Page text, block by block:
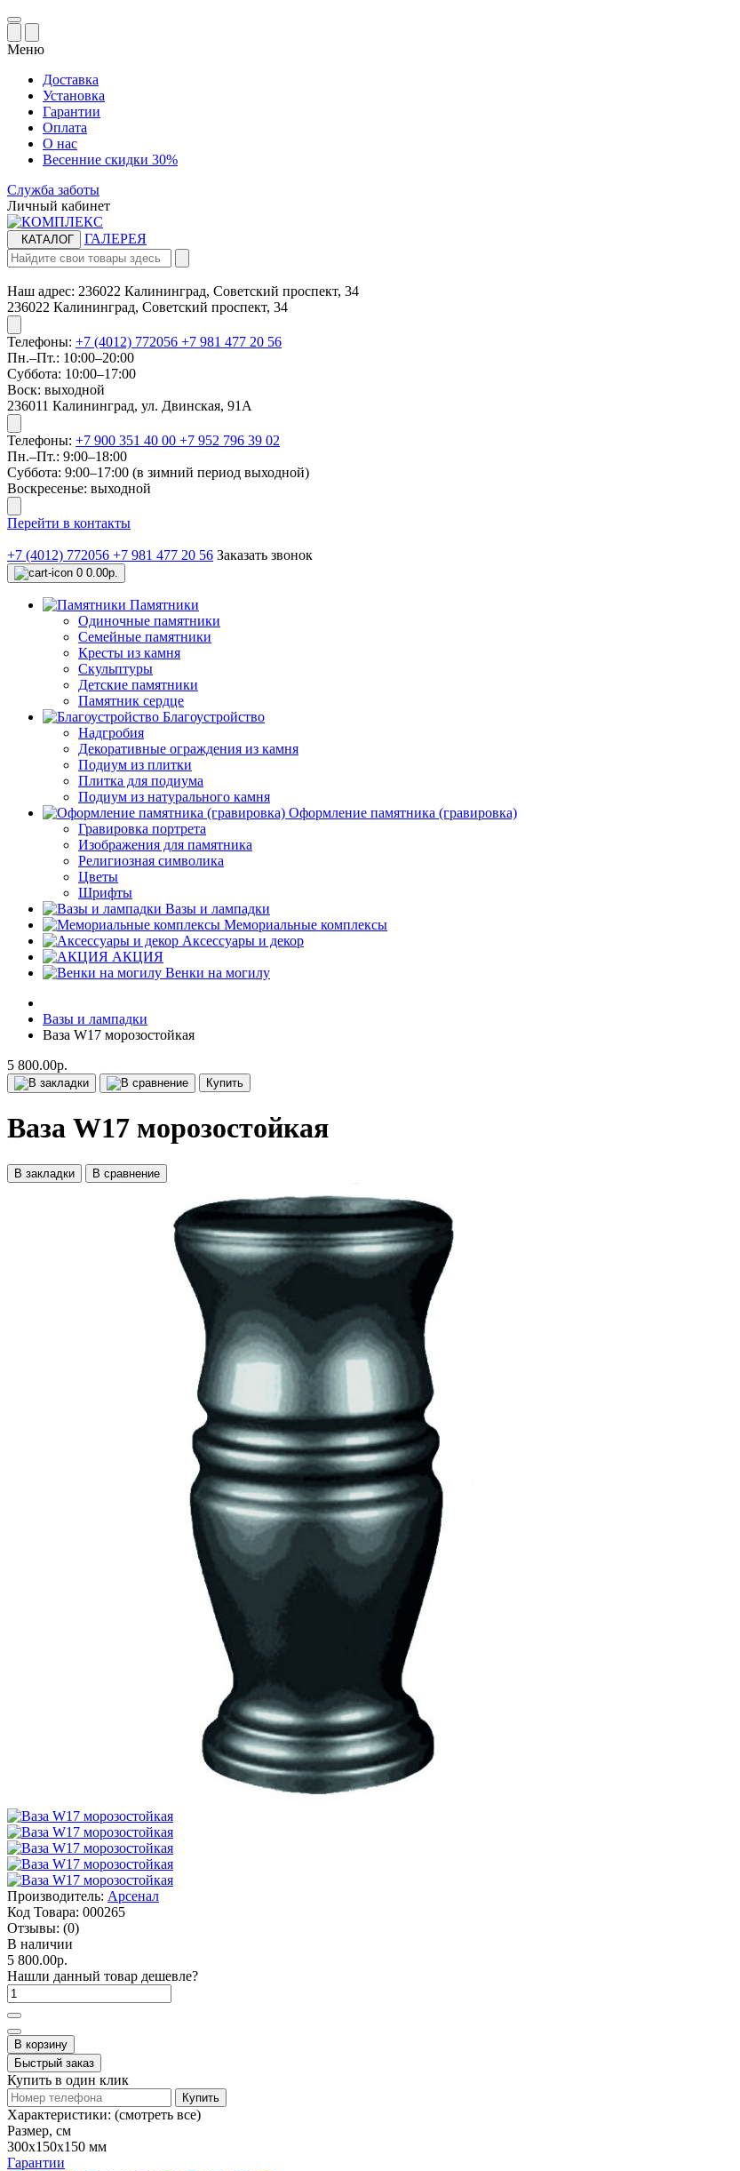
Меню
Доставка
Установка
Гарантии
Оплата
О нас
Весенние скидки 30%
Служба заботы
Личный кабинет
КАТАЛОГ ГАЛЕРЕЯ
Наш адрес: 236022 Калининград, Советский проспект, 34
236022 Калининград, Советский проспект, 34
Телефоны: +7 (4012) 772056 +7 981 477 20 56
Пн.–Пт.: 10:00–20:00​​
Суббота: 10:00–17:00
​Воск: выходной
236011 Калининград, ул. Двинская, 91А
Телефоны: +7 900 351 40 00 +7 952 796 39 02
Пн.–Пт.: 9:00–18:00​​
Суббота: 9:00–17:00 (в зимний период выходной)
​Воскресенье: выходной
Перейти в контакты
+7 (4012) 772056 +7 981 477 20 56 Заказать звонок
0 0.00р.
Памятники
Одиночные памятники
Семейные памятники
Кресты из камня
Скульптуры
Детские памятники
Памятник сердце
Благоустройство
Надгробия
Декоративные ограждения из камня
Подиум из плитки
Плитка для подиума
Подиум из натурального камня
Оформление памятника (гравировка)
Гравировка портрета
Изображения для памятника
Религиозная символика
Цветы
Шрифты
Вазы и лампадки
Мемориальные комплексы
Аксессуары и декор
АКЦИЯ
Венки на могилу
Вазы и лампадки
Ваза W17 морозостойкая
5 800.00р.
Купить
Ваза W17 морозостойкая
В закладки В сравнение
Производитель: Арсенал
Код Товара: 000265
Отзывы: (0)
В наличии
5 800.00р.
Нашли данный товар дешевле?
В корзину
Быстрый заказ
Купить в один клик
Купить
Характеристики: (смотреть все)
Размер, см
300х150х150 мм
Гарантии